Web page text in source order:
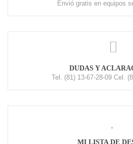
Envió gratis en equipos
DUDAS Y
Tel. (81) 13-67-28-09 Cel.
MI LISTA DE